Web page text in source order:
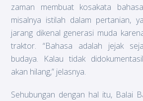
zaman membuat kosakata
misalnya istilah dalam pertanian,
jarang dikenal generasi muda
traktor. “Bahasa adalah jejak
budaya. Kalau tidak
akan hilang,” jelasnya.
Sehubungan dengan hal itu, Balai